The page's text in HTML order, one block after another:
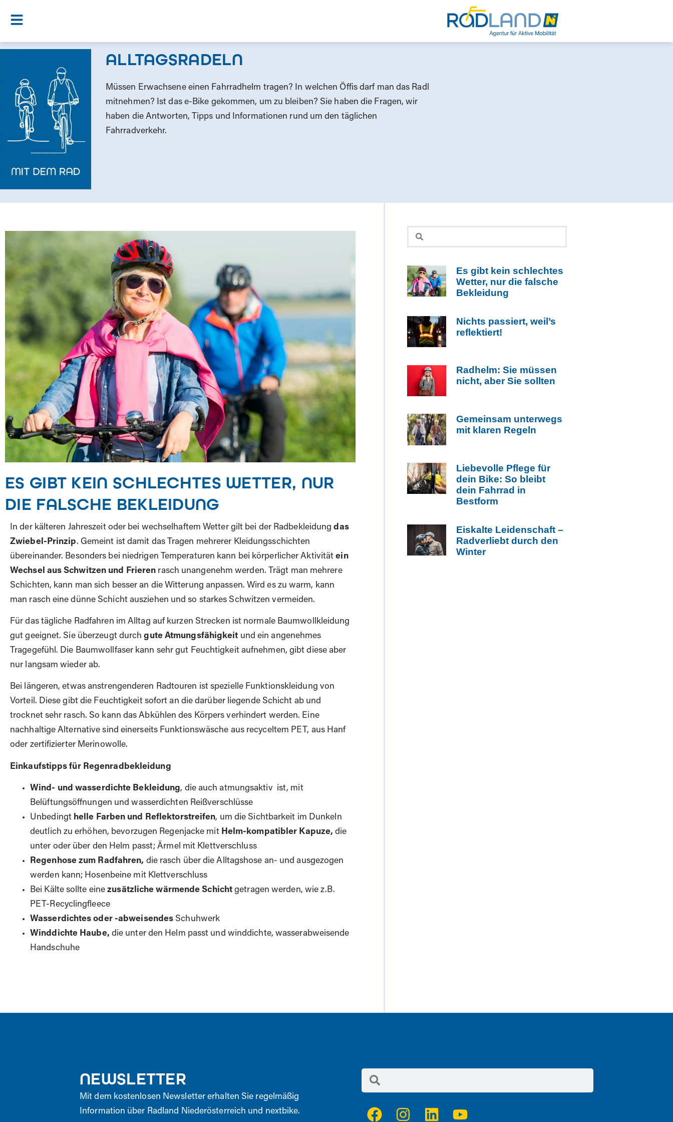
ALLTAGSRADELN
Müssen Erwachsene einen Fahrradhelm tragen? In welchen Öffis darf man das Radl
mitnehmen? Ist das e-Bike gekommen, um zu bleiben? Sie haben die Fragen, wir
haben die Antworten, Tipps und Informationen rund um den täglichen
Fahrradverkehr.
ES GIBT KEIN SCHLECHTES WETTER, NUR
DIE FALSCHE BEKLEIDUNG
In der kälteren Jahreszeit oder bei wechselhaftem Wetter gilt bei der Radbekleidungdas
Zwiebel-Prinzip. Gemeint ist damit das Tragen mehrerer Kleidungsschichten
übereinander. Besonders bei niedrigen Temperaturen kann bei körperlicher Aktivität ein
Wechsel aus Schwitzen und Frieren rasch unangenehm werden. Trägt man mehrere
Schichten, kann man sich besser an die Witterung anpassen. Wird es zu warm, kann
man rasch eine dünne Schicht ausziehen und so starkes Schwitzen vermeiden.
Für das tägliche Radfahren im Alltag auf kurzen Strecken ist normale Baumwollkleidung
gut geeignet. Sie überzeugt durchgute Atmungsfähigkeit und ein angenehmes
Tragegefühl. Die Baumwollfaser kann sehr gut Feuchtigkeit aufnehmen, gibt diese aber
nur langsam wieder ab.
Bei längeren, etwas anstrengenderen Radtouren ist spezielle Funktionskleidung von
Vorteil. Diese gibt die Feuchtigkeit sofort an die darüber liegende Schicht ab und
trocknet sehr rasch. So kann das Abkühlen des Körpers verhindert werden. Eine
nachhaltige Alternative sind einerseits Funktionswäsche aus recyceltem PET, aus Hanf
oder zertifizierter Merinowolle.
Einkaufstipps für Regenradbekleidung
Wind- und wasserdichte Bekleidung, die auch atmungsaktiv ist, mit
Belüftungsöffnungen und wasserdichten Reißverschlüsse
Unbedingt helle Farben und Reflektorstreifen, um die Sichtbarkeit im Dunkeln
deutlich zu erhöhen, bevorzugen Regenjacke mit Helm-kompatibler Kapuze, die
unter oder über den Helm passt; Ärmel mit Klettverschluss
Regenhose zum Radfahren, die rasch über die Alltagshose an- und ausgezogen
werden kann; Hosenbeine mit Klettverschluss
Bei Kälte sollte einezusätzliche wärmende Schicht getragen werden, wie z.B.
PET-Recyclingfleece
Wasserdichtes oder -abweisendes Schuhwerk
Winddichte Haube, die unter den Helm passt und winddichte, wasserabweisende
Handschuhe
Es gibt kein schlechtes
Wetter, nur die falsche
Bekleidung
Nichts passiert, weil’s
reflektiert!
Radhelm: Sie müssen
nicht, aber Sie sollten
Gemeinsam unterwegs
mit klaren Regeln
Liebevolle Pflege für
dein Bike: So bleibt
dein Fahrrad in
Bestform
Eiskalte Leidenschaft –
Radverliebt durch den
Winter
NEWSLETTER
Mit dem kostenlosen Newsletter erhalten Sie regelmäßig
Information über Radland Niederösterreich und nextbike.